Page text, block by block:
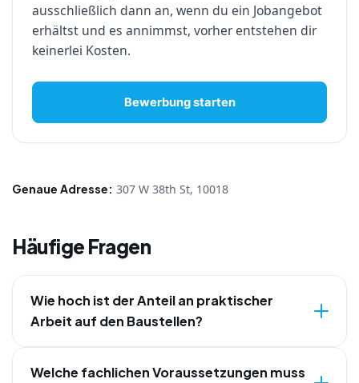
ausschließlich dann an, wenn du ein Jobangebot
erhältst und es annimmst, vorher entstehen dir
keinerlei Kosten.
Bewerbung starten
Genaue Adresse: 307 W 38th St, 10018
Häufige Fragen
Wie hoch ist der Anteil an praktischer
Arbeit auf den Baustellen?
Welche fachlichen Voraussetzungen muss